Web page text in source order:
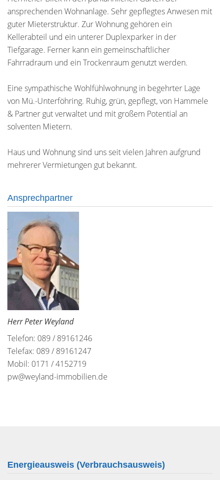
ansprechenden Wohnanlage. Sehr gepflegtes Anwesen mit
guter Mieterstruktur. Zur Wohnung gehören ein
Kellerabteil und ein unterer Duplexparker in der
Tiefgarage. Ferner kann ein gemeinschaftlicher
Fahrradraum und ein Trockenraum genutzt werden.
Eine sympathische Wohlfühlwohnung in begehrter Lage
von Mü.-Unterföhring. Ruhig, grün, gepflegt, von Hammele
& Partner gut verwaltet und mit großem Potential an
solventen Mietern.
Haus und Wohnung sind uns seit vielen Jahren aufgrund
mehrerer Vermietungen gut bekannt.
Ansprechpartner
Herr Peter Weyland
Telefon: 089 / 89161246
Telefax: 089 / 89161247
Mobil: 0171 / 4152719
pw@weyland-immobilien.de
Energieausweis (Verbrauchsausweis)